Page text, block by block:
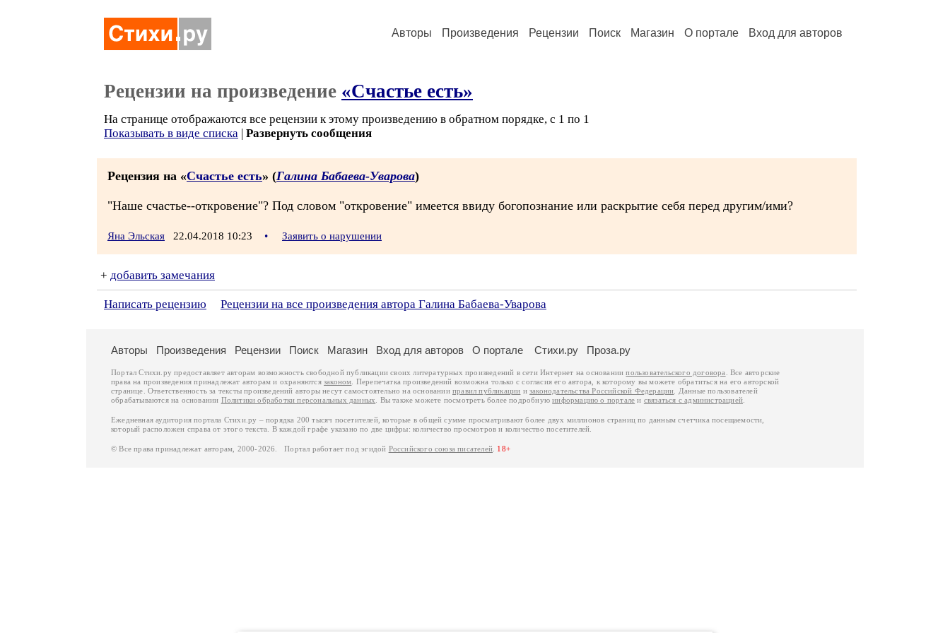
Авторы Произведения Рецензии Поиск Магазин О портале Вход для авторов
Рецензии на произведение «Счастье есть»
На странице отображаются все рецензии к этому произведению в обратном порядке, с 1 по 1
Показывать в виде списка | Развернуть сообщения
Рецензия на «Счастье есть» (Галина Бабаева-Уварова)
"Наше счастье--откровение"? Под словом "откровение" имеется ввиду богопознание или раскрытие себя перед другим/ими?
Яна Эльская 22.04.2018 10:23 • Заявить о нарушении
+ добавить замечания
Написать рецензию Рецензии на все произведения автора Галина Бабаева-Уварова
Авторы Произведения Рецензии Поиск Магазин Вход для авторов О портале Стихи.ру Проза.ру
Портал Стихи.ру предоставляет авторам возможность свободной публикации своих литературных произведений в сети Интернет на основаниипользовательского договора
. Все авторские
права на произведения принадлежат авторам и охраняются законом . Перепечатка произведений возможна только с согласия его автора, к которому вы можете обратиться на его авторской
странице. Ответственность за тексты произведений авторы несут самостоятельно на основанииправил публикации изаконодательства Российской Федерации . Данные пользователей
обрабатываются на основании Политики обработки персональных данных . Вы также можете посмотреть более подробнуюинформацию о портале и связаться с администрацией
Ежедневная аудитория портала Стихи.ру – порядка 200 тысяч посетителей, которые в общей сумме просматривают более двух миллионов страниц по данным счетчика посещаемости,
который расположен справа от этого текста. В каждой графе указано по две цифры: количество просмотров и количество посетителей.
© Все права принадлежат авторам, 2000-2026. Портал работает под эгидой Российского союза писателей 18+